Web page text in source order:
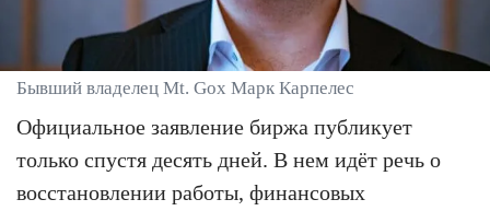
Бывший владелец Mt. Gox Марк Карпелес
Официальное заявление биржа публикует
только спустя десять дней. В нем идёт речь о
восстановлении работы, финансовых